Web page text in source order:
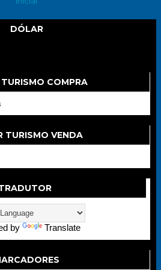
DÓLAR
COMPRA
TURISMO VENDA
by Translate